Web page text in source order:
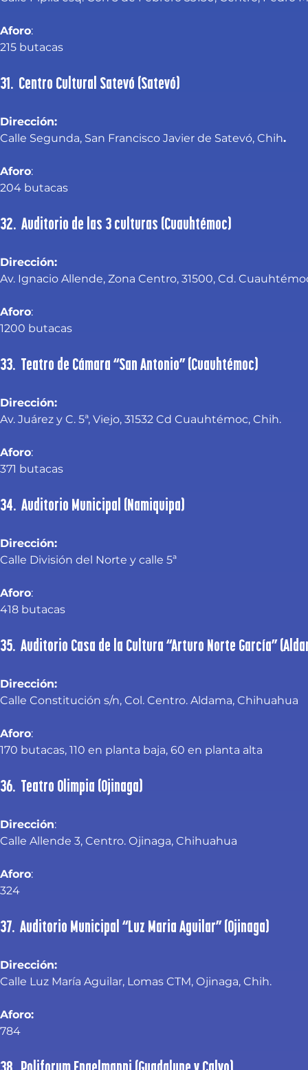
Aforo:
215 butacas
31. Centro Cultural Satevó (Satevó)
Dirección:
Calle Segunda, San Francisco Javier de Satevó, Chih.
Aforo:
204 butacas
32. Auditorio de las 3 culturas (Cuauhtémoc)
Dirección:
Av. Ignacio Allende, Zona Centro, 31500, Cd.
Aforo:
1200 butacas
33. Teatro de Cámara “San Antonio” (Cuauhtémoc)
Dirección:
Av. Juárez y C. 5ª, Viejo, 31532 Cd Cuauhtémoc, Chih.
Aforo:
371 butacas
34. Auditorio Municipal (Namiquipa)
Dirección:
Calle División del Norte y calle 5ª
Aforo:
418 butacas
35. Auditorio Casa de la Cultura “Arturo Norte García”
Dirección:
Calle Constitución s/n, Col. Centro. Aldama, Chihuahua
Aforo:
170 butacas, 110 en planta baja, 60 en planta alta
36. Teatro Olimpia (Ojinaga)
Dirección:
Calle Allende 3, Centro. Ojinaga, Chihuahua
Aforo:
324
37. Auditorio Municipal “Luz Maria Aguilar” (Ojinaga)
Dirección:
Calle Luz María Aguilar, Lomas CTM, Ojinaga, Chih.
Aforo:
784